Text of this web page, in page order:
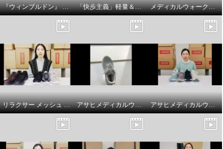
『ウィンブルドン』 スニーカーで 紐の色を変えてアレンジを楽しんでみましょう♪ 「快歩主義」軽量＆脱ぎ履きラクラク！ゴム紐シューズの商品紹介とサイズについてです メディカルウォークファスナー付 やわらか合皮スニーカー ＳＨＭプラスの商品説明とサイズについて
リラクサー メッシュ サイドファスナー付 スニーカーの商品紹介とサイズ選びのポイント アサヒメディカルウォーク ファスナー付スニーカー ＳＨＭプラス履き方のポイント アサヒメディカルウォーク ファスナー付スニーカー ＳＨＭプラスの紹介とサイズについて